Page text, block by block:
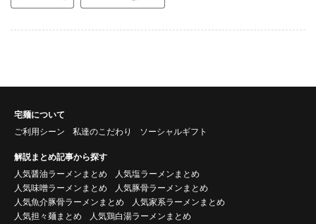
宅麺について
ご利用シーン
私達のこだわり ソーシャルギフト
解説まとめ記事から探す
人気醤油ラーメンまとめ
人気塩ラーメンまとめ
人気味噌ラーメンまとめ
人気豚骨ラーメンまとめ
人気魚介豚骨ラーメンまとめ
人気家系ラーメンまとめ
人気担々麺まとめ
人気鶏白湯ラーメンまとめ